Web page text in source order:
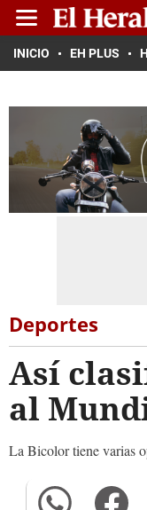
INICIO EH PLUS
Deportes
Así
al
La Bicolor tiene varias